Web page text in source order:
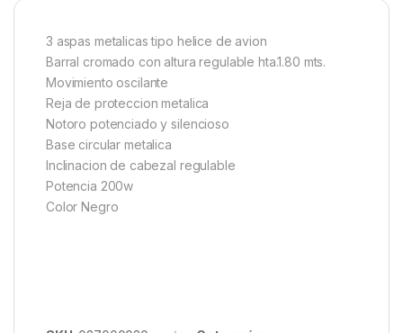
3 aspas metalicas tipo helice de avion
Barral cromado con altura regulable hta.1.80 mts.
Movimiento oscilante
Reja de proteccion metalica
Notoro potenciado y silencioso
Base circular metalica
Inclinacion de cabezal regulable
Potencia 200w
Color Negro